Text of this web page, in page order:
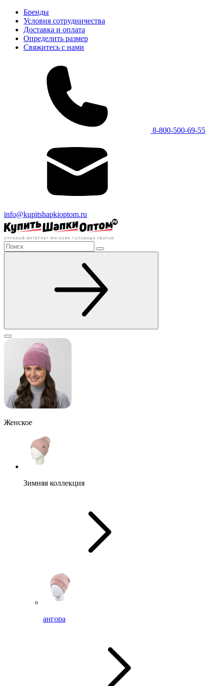
Бренды
Условия сотрудничества
Доставка и оплата
Определить размер
Свяжитесь с нами
8-800-500-69-55
info@kupitshapkioptom.ru
Женское
Зимняя коллекция
ангора